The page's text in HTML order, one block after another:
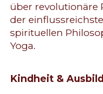
über revolutionäre
der
spirituellen
Yoga.
Kindheit &